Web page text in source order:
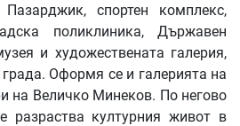
спортен комплекс,
поликлиника, Държавен
и художествената галерия,
Оформя се и галерията на
на Величко Минеков. По негово
разраства културния живот в